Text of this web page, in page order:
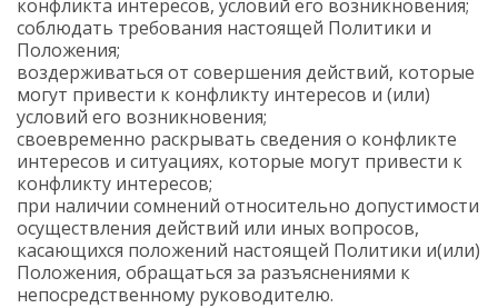
конфликта интересов, условий его возникновения;
соблюдать требования настоящей Политики и
Положения;
воздерживаться от совершения действий, которые
могут привести к конфликту интересов и (или)
условий его возникновения;
своевременно раскрывать сведения о конфликте
интересов и ситуациях, которые могут привести к
конфликту интересов;
при наличии сомнений относительно допустимости
осуществления действий или иных вопросов,
касающихся положений настоящей Политики и(или)
Положения, обращаться за разъяснениями к
непосредственному руководителю.